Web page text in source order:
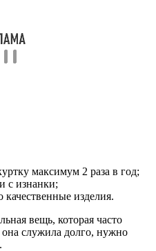
максимум 2 раза в год;
с изнанки;
качественные изделия.
вещь, которая часто
служила долго, нужно